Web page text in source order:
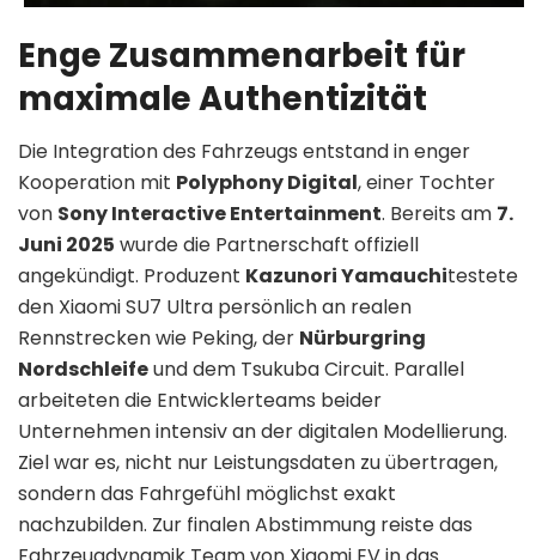
Enge Zusammenarbeit für
maximale Authentizität
Die Integration des Fahrzeugs entstand in enger
Kooperation mit Polyphony Digital, einer Tochter
von Sony Interactive Entertainment. Bereits am 7.
Juni 2025 wurde die Partnerschaft offiziell
angekündigt. Produzent Kazunori Yamauchitestete
den Xiaomi SU7 Ultra persönlich an realen
Rennstrecken wie Peking, der Nürburgring
Nordschleifeund dem Tsukuba Circuit. Parallel
arbeiteten die Entwicklerteams beider
Unternehmen intensiv an der digitalen Modellierung.
Ziel war es, nicht nur Leistungsdaten zu übertragen,
sondern das Fahrgefühl möglichst exakt
nachzubilden. Zur finalen Abstimmung reiste das